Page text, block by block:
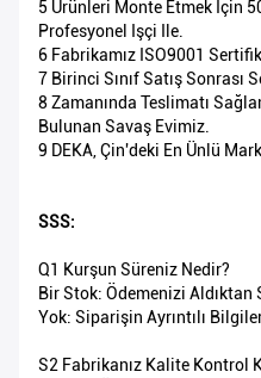
5 Ürünleri Monte Etmek Için
Profesyonel Işçi Ile.
6 Fabrikamız ISO9001
7 Birinci Sınıf Satış Sonrası
8 Zamanında Teslimatı
Bulunan Savaş Evimiz.
9 DEKA, Çin'deki En Ünlü
SSS:
Q1 Kurşun Süreniz Nedir?
Bir Stok: Ödemenizi
Yok: Siparişin Ayrıntılı
S2 Fabrikanız Kalite Kontrol